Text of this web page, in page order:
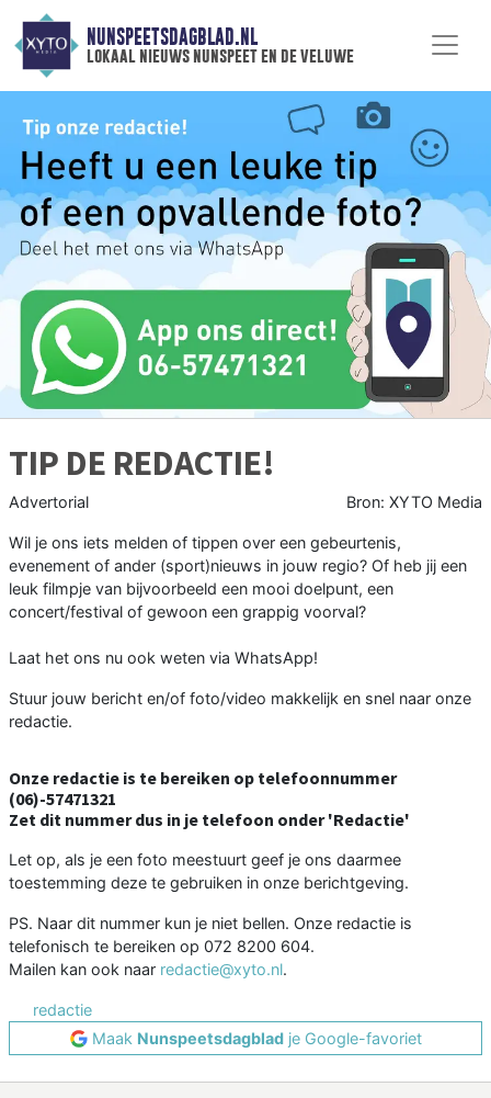
NUNSPEETSDAGBLAD.NL
lokaal nieuws nunspeet en de veluwe
TIP DE REDACTIE!
Advertorial Bron: XYTO Media
Wil je ons iets melden of tippen over een gebeurtenis,
evenement of ander (sport)nieuws in jouw regio? Of heb jij een
leuk filmpje van bijvoorbeeld een mooi doelpunt, een
concert/festival of gewoon een grappig voorval?
Laat het ons nu ook weten via WhatsApp!
Stuur jouw bericht en/of foto/video makkelijk en snel naar onze
redactie.
Onze redactie is te bereiken op telefoonnummer
(06)-57471321
Zet dit nummer dus in je telefoon onder 'Redactie'
Let op, als je een foto meestuurt geef je ons daarmee
toestemming deze te gebruiken in onze berichtgeving.
PS. Naar dit nummer kun je niet bellen. Onze redactie is
telefonisch te bereiken op 072 8200 604.
Mailen kan ook naar redactie@xyto.nl.
redactie
Maak Nunspeetsdagbladje Google-favoriet